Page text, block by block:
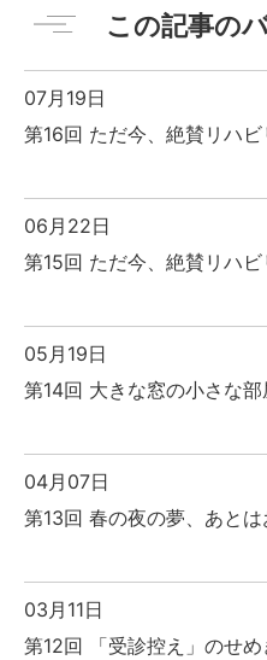
この記事の
07月19日
第16回 ただ今、絶賛リハビ
06月22日
第15回 ただ今、絶賛リハビ
05月19日
第14回 大きな窓の小さな部
04月07日
第13回 春の夜の夢、あとは
03月11日
第12回 「受診控え」のせめ